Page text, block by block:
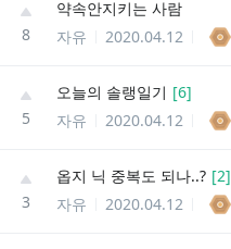
8
약속안지키는 사람
자유
2020.04.12
5
오늘의 솔랭일기 [6]
자유
2020.04.12
3
옵지 닉 중복도 되나..? [2]
자유
2020.04.12